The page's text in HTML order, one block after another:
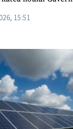
15:51